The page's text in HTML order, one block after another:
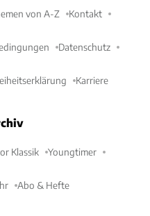
von A-Z Kontakt
Datenschutz
Karriere
Klassik Youngtimer
Abo & Hefte